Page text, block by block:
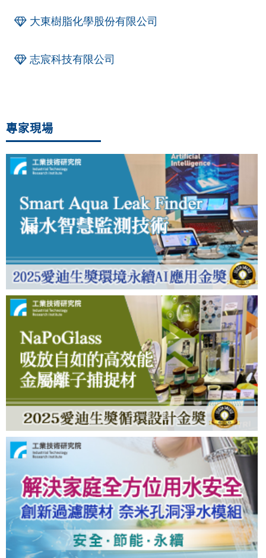
大東樹脂化學股份有限公司
志宸科技有限公司
專家現場